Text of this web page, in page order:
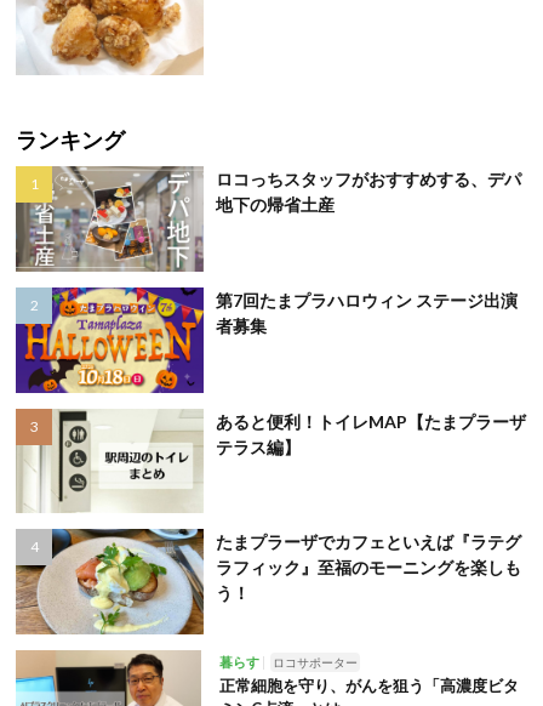
ランキング
ロコっちスタッフがおすすめする、デパ
地下の帰省土産
第7回たまプラハロウィン ステージ出演
者募集
あると便利！トイレMAP【たまプラーザ
テラス編】
たまプラーザでカフェといえば『ラテグ
ラフィック』至福のモーニングを楽しも
う！
暮らす ロコサポーター
正常細胞を守り、がんを狙う「高濃度ビタ